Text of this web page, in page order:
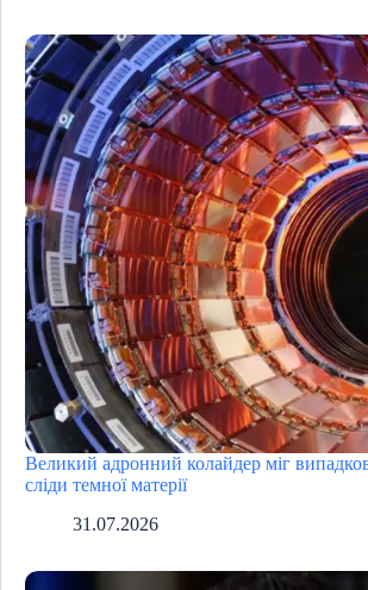
Великий адронний колайдер міг
сліди темної матерії
31.07.2026